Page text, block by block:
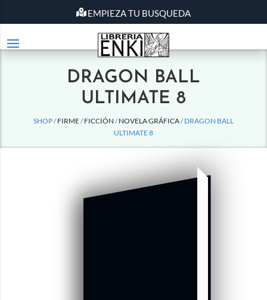
EMPIEZA TU BUSQUEDA
DRAGON BALL
ULTIMATE 8
SHOP /FIRME/FICCIÓN /NOVELA GRÁFICA/ DRAGON BALL
ULTIMATE 8